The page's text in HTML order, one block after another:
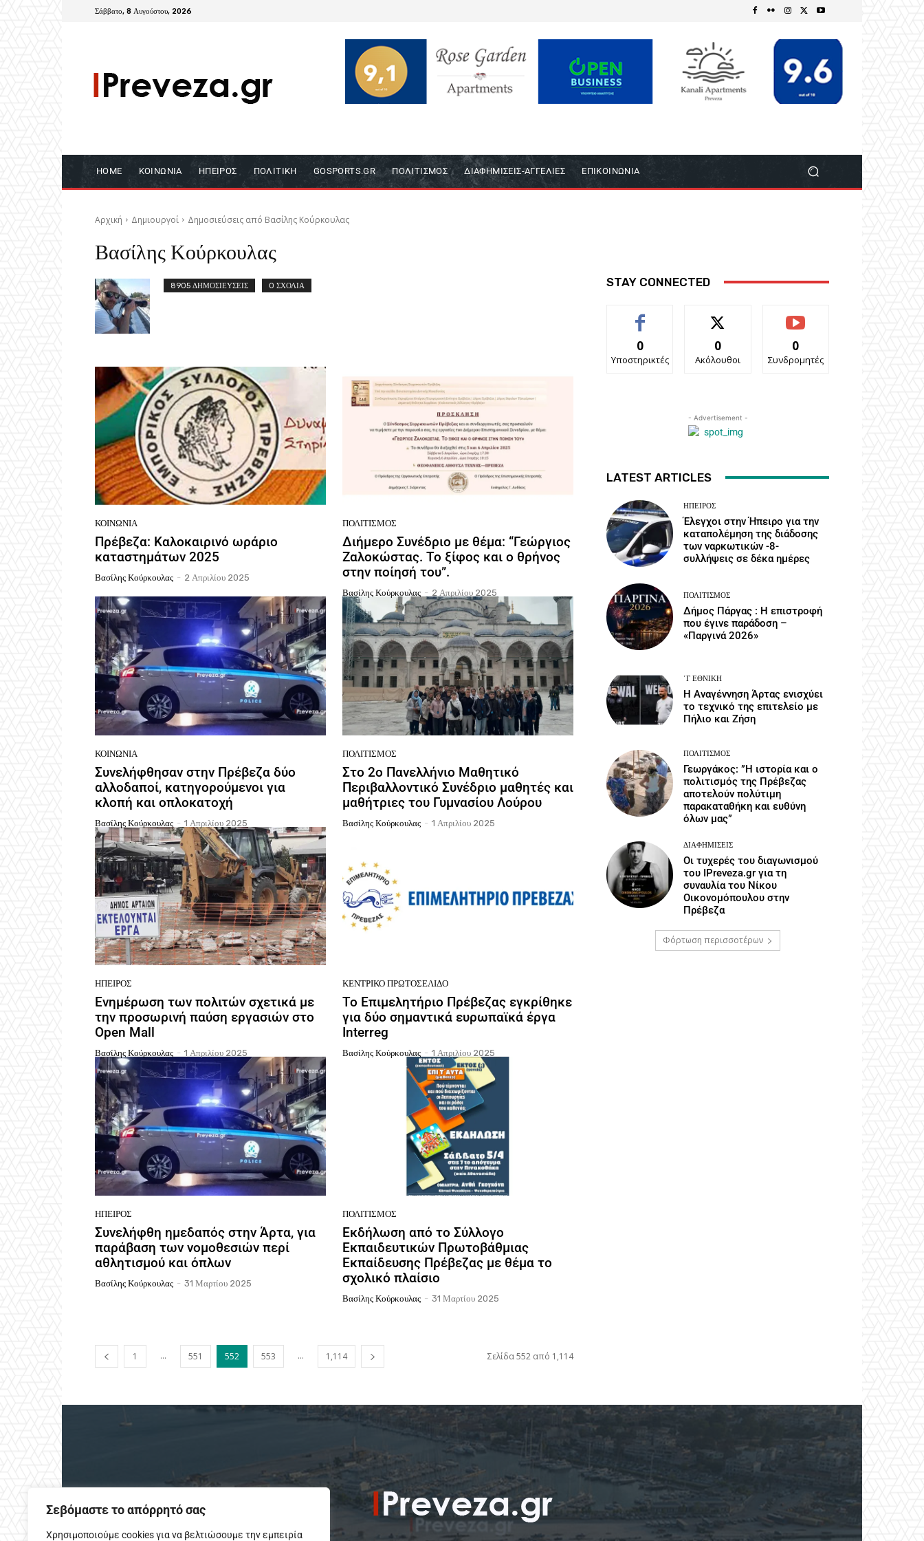
Σεβόμαστε το απόρρητό σας
Χρησιμοποιούμε cookies για να βελτιώσουμε την εμπειρία
Σάββατο, 8 Αυγούστου, 2026
HOME ΚΟΙΝΩΝΊΑ ΉΠΕΙΡΟΣ ΠΟΛΙΤΙΚΉ GOSPORTS.GR ΠΟΛΙΤΙΣΜΌΣ ΔΙΑΦΗΜΊΣΕΙΣ-ΑΓΓΕΛΊΕΣ ΕΠΙΚΟΙΝΩΝΙΑ
Αρχική Δημιουργοί Δημοσιεύσεις από Βασίλης Κούρκουλας
Βασίλης Κούρκουλας
8905 ΔΗΜΟΣΙΕΥΣΕΙΣ 0 ΣΧΟΛΙΑ
ΚΟΙΝΩΝΙΑ
Πρέβεζα: Καλοκαιρινό ωράριο
καταστημάτων 2025
Βασίλης Κούρκουλας - 2 Απριλίου 2025
ΠΟΛΙΤΙΣΜΌΣ
Διήμερο Συνέδριο με θέμα: “Γεώργιος
Ζαλοκώστας. Το ξίφος και ο θρήνος
στην ποίησή του”.
Βασίλης Κούρκουλας - 2 Απριλίου 2025
ΚΟΙΝΩΝΙΑ
Συνελήφθησαν στην Πρέβεζα δύο
αλλοδαποί, κατηγορούμενοι για
κλοπή και οπλοκατοχή
Βασίλης Κούρκουλας - 1 Απριλίου 2025
ΠΟΛΙΤΙΣΜΌΣ
Στο 2ο Πανελλήνιο Μαθητικό
Περιβαλλοντικό Συνέδριο μαθητές και
μαθήτριες του Γυμνασίου Λούρου
Βασίλης Κούρκουλας - 1 Απριλίου 2025
ΉΠΕΙΡΟΣ
Ενημέρωση των πολιτών σχετικά με
την προσωρινή παύση εργασιών στο
Open Mall
Βασίλης Κούρκουλας - 1 Απριλίου 2025
ΚΕΝΤΡΙΚΌ ΠΡΩΤΟΣΈΛΙΔΟ
Το Επιμελητήριο Πρέβεζας εγκρίθηκε
για δύο σημαντικά ευρωπαϊκά έργα
Interreg
Βασίλης Κούρκουλας - 1 Απριλίου 2025
ΉΠΕΙΡΟΣ
Συνελήφθη ημεδαπός στην Άρτα, για
παράβαση των νομοθεσιών περί
αθλητισμού και όπλων
Βασίλης Κούρκουλας - 31 Μαρτίου 2025
ΠΟΛΙΤΙΣΜΌΣ
Εκδήλωση από το Σύλλογο
Εκπαιδευτικών Πρωτοβάθμιας
Εκπαίδευσης Πρέβεζας με θέμα το
σχολικό πλαίσιο
Βασίλης Κούρκουλας - 31 Μαρτίου 2025
1 ... 551 552 553 ... 1,114 Σελίδα 552 από 1,114
STAY CONNECTED
0
Υποστηρικτές
0
Ακόλουθοι
0
Συνδρομητές
- Advertisement -
LATEST ARTICLES
ΉΠΕΙΡΟΣ
Έλεγχοι στην Ήπειρο για την
καταπολέμηση της διάδοσης
των ναρκωτικών -8-
συλλήψεις σε δέκα ημέρες
ΠΟΛΙΤΙΣΜΌΣ
Δήμος Πάργας : Η επιστροφή
που έγινε παράδοση –
«Παργινά 2026»
΄Γ ΕΘΝΙΚΉ
Η Αναγέννηση Άρτας ενισχύει
το τεχνικό της επιτελείο με
Πήλιο και Ζήση
ΠΟΛΙΤΙΣΜΌΣ
Γεωργάκος: ”Η ιστορία και ο
πολιτισμός της Πρέβεζας
αποτελούν πολύτιμη
παρακαταθήκη και ευθύνη
όλων μας”
ΔΙΑΦΗΜΊΣΕΙΣ
Οι τυχερές του διαγωνισμού
του IPreveza.gr για τη
συναυλία του Νίκου
Οικονομόπουλου στην
Πρέβεζα
Φόρτωση περισσοτέρων